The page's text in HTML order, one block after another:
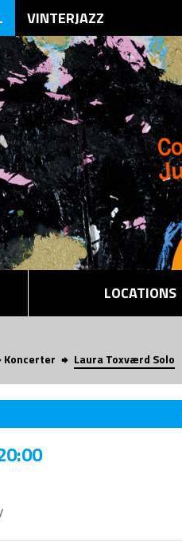
VINTERJAZZ
LOCATIONS
Koncerter Laura Toxværd Solo